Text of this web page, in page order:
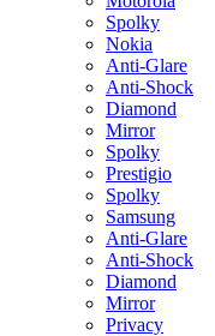
Spolky
Nokia
Anti-Glare
Anti-Shock
Diamond
Mirror
Spolky
Prestigio
Spolky
Samsung
Anti-Glare
Anti-Shock
Diamond
Mirror
Privacy